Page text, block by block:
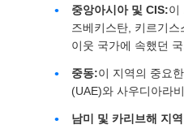
중앙아시아 및 CIS:이
즈베키스탄, 키르기
이웃 국가에 속했던
중동:이 지역의 중요
(UAE)와 사우디아라
남미 및 카리브해 지